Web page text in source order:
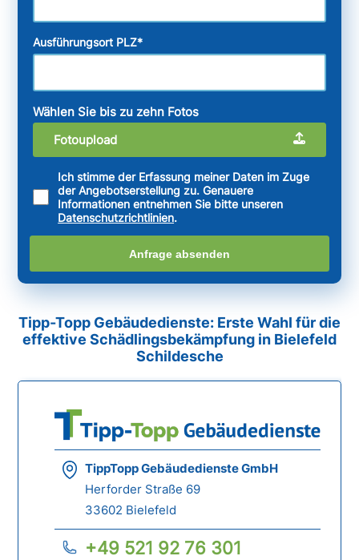
Ausführungsort PLZ*
Wählen Sie bis zu zehn Fotos
Fotoupload
Ich stimme der Erfassung meiner Daten im Zuge
der Angebotserstellung zu. Genauere
Informationen entnehmen Sie bitte unseren
Datenschutzrichtlinien.
Anfrage absenden
Tipp-Topp Gebäudedienste: Erste Wahl für die
effektive Schädlingsbekämpfung in Bielefeld
Schildesche
TippTopp Gebäudedienste GmbH
Herforder Straße 69
33602 Bielefeld
+49 521 92 76 301